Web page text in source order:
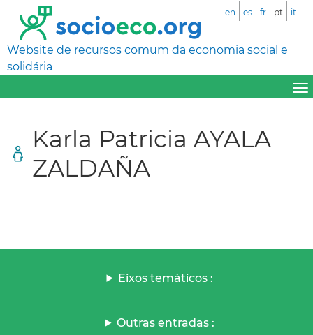
Website de recursos comum da economia social e
solidária
en es fr pt it
Karla Patricia AYALA
ZALDAÑA
Eixos temáticos :
Outras entradas :